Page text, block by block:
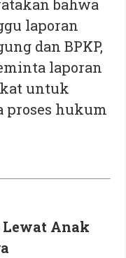
bahwa
laporan
dan BPKP,
laporan
untuk
proses hukum
Anak